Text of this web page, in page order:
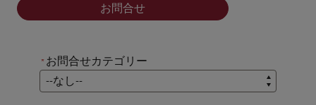
お問合せ
* お問合せカテゴリー
お問合せカテゴリー